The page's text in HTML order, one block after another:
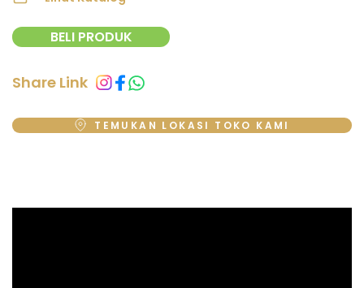
BELI PRODUK
Share Link
TEMUKAN LOKASI TOKO KAMI